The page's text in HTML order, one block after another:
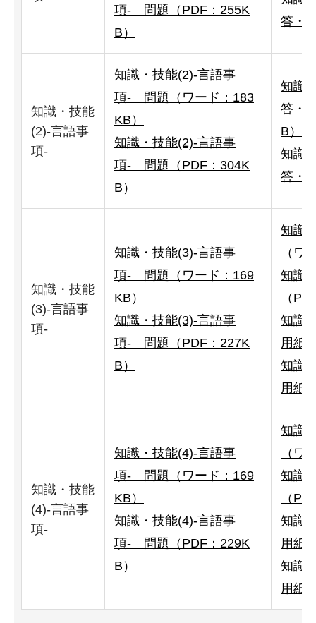
項- 問題（PDF：255K
B）
答・
知識・技能
(2)-言語事
項-
知識・技能(2)-言語事
項- 問題（ワード：183
KB）
知識・技能(2)-言語事
項- 問題（PDF：304K
B）
知識
答・
B）
知識
答・
知識・技能
(3)-言語事
項-
知識・技能(3)-言語事
項- 問題（ワード：169
KB）
知識・技能(3)-言語事
項- 問題（PDF：227K
B）
知識
（ワ
知識
（
知識
用紙
知識
用紙
知識・技能
(4)-言語事
項-
知識・技能(4)-言語事
項- 問題（ワード：169
KB）
知識・技能(4)-言語事
項- 問題（PDF：229K
B）
知識
（ワ
知識
（
知識
用紙
知識
用紙